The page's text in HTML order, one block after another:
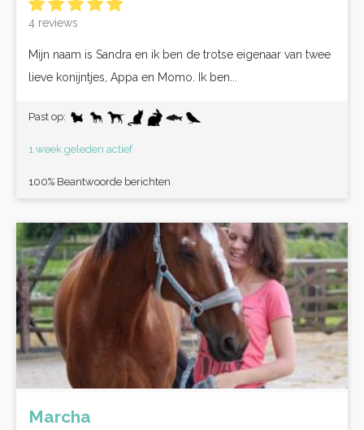
4 reviews
Mijn naam is Sandra en ik ben de trotse eigenaar van twee
lieve konijntjes, Appa en Momo. Ik ben...
Past op:
1 week geleden actief
100% Beantwoorde berichten
Marcha